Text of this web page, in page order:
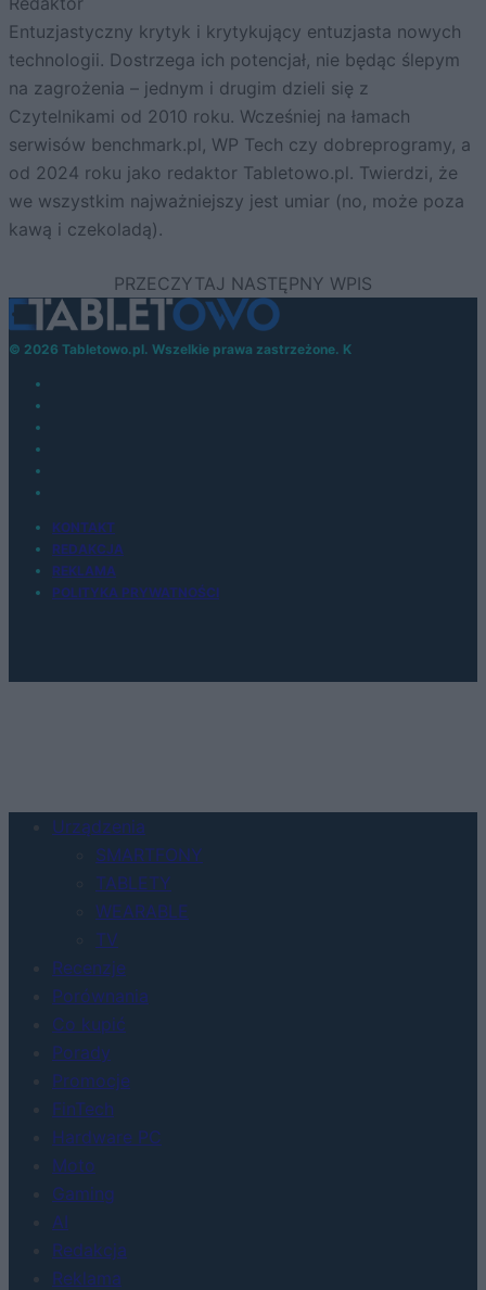
Entuzjastyczny krytyk i krytykujący entuzjasta nowych
technologii. Dostrzega ich potencjał, nie będąc ślepym
na zagrożenia – jednym i drugim dzieli się z
Czytelnikami od 2010 roku. Wcześniej na łamach
serwisów benchmark.pl, WP Tech czy dobreprogramy, a
od 2024 roku jako redaktor Tabletowo.pl. Twierdzi, że
we wszystkim najważniejszy jest umiar (no, może poza
kawą i czekoladą).
© 2026 Tabletowo.pl. Wszelkie prawa zastrzeżone. K
KONTAKT
REDAKCJA
REKLAMA
POLITYKA PRYWATNOŚCI
Urządzenia
SMARTFONY
TABLETY
WEARABLE
TV
Recenzje
Porównania
Co kupić
Porady
Promocje
FinTech
Hardware PC
Moto
Gaming
AI
Redakcja
Reklama